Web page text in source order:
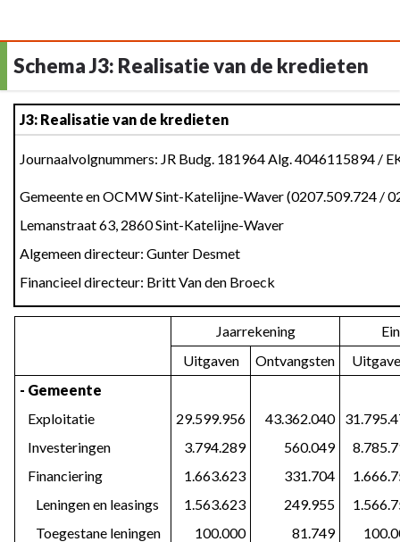
Schema J3: Realisatie van de kredieten
Terug
naar
navigatie
Schema
van
kredieten
J3: Realisatie van de kredieten
Journaalvolgnummers: JR Budg. 181964 Alg. 4046115894 /
Gemeente en OCMW Sint-Katelijne-Waver (0207.509.724 /
Lemanstraat 63, 2860 Sint-Katelijne-Waver
Algemeen directeur: Gunter Desmet
Financieel directeur: Britt Van den Broeck
Jaarrekening
Uitgaven
Ontvangsten
- Gemeente
   Exploitatie
29.599.956 43.362.040
   Investeringen
3.794.289 560.049
   Financiering
1.663.623 331.704
      Leningen en leasings
1.563.623 249.955
100.000 81.749